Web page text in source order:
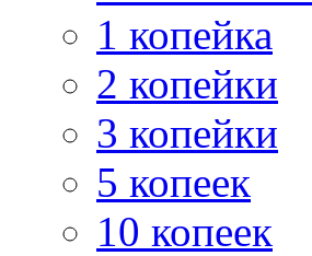
1 копейка
2 копейки
3 копейки
5 копеек
10 копеек